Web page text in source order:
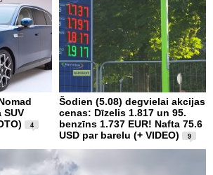
SUV
4
Šodien (5.08) degvielai akcijas
cenas: Dīzelis 1.817 un 95.
benzīns 1.737 EUR! Nafta 75.6
USD par barelu (+ VIDEO)
9